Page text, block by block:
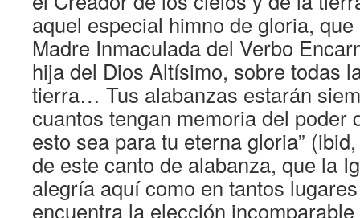
aquel especial himno de gloria,
Madre Inmaculada del Verbo
hija del Dios Altísimo, sobre todas
tierra… Tus alabanzas estarán
cuantos tengan memoria del poder
esto sea para tu eterna gloria”
de este canto de alabanza, que la
alegría aquí como en tantos
encuentra la elección